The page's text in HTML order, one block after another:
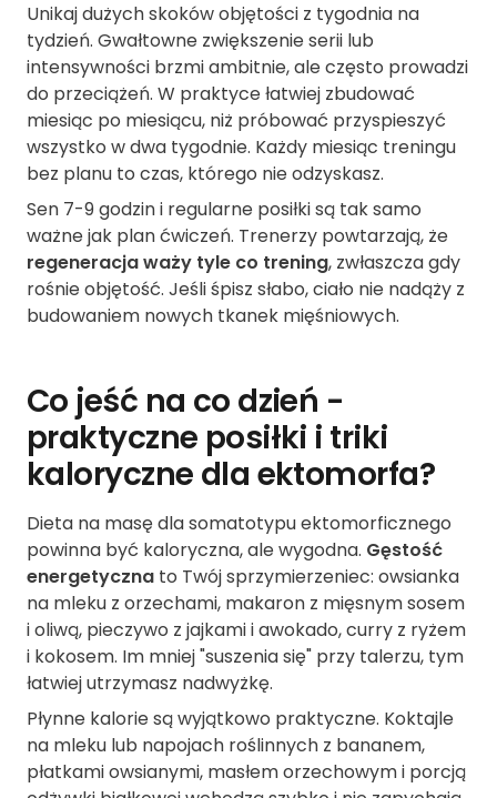
Unikaj dużych skoków objętości z tygodnia na
tydzień. Gwałtowne zwiększenie serii lub
intensywności brzmi ambitnie, ale często prowadzi
do przeciążeń. W praktyce łatwiej zbudować
miesiąc po miesiącu, niż próbować przyspieszyć
wszystko w dwa tygodnie. Każdy miesiąc treningu
bez planu to czas, którego nie odzyskasz.
Sen 7-9 godzin i regularne posiłki są tak samo
ważne jak plan ćwiczeń. Trenerzy powtarzają, że
regeneracja waży tyle co trening, zwłaszcza gdy
rośnie objętość. Jeśli śpisz słabo, ciało nie nadąży z
budowaniem nowych tkanek mięśniowych.
Co jeść na co dzień -
praktyczne posiłki i triki
kaloryczne dla ektomorfa?
Dieta na masę dla somatotypu ektomorficznego
powinna być kaloryczna, ale wygodna. Gęstość
energetyczna to Twój sprzymierzeniec: owsianka
na mleku z orzechami, makaron z mięsnym sosem
i oliwą, pieczywo z jajkami i awokado, curry z ryżem
i kokosem. Im mniej "suszenia się" przy talerzu, tym
łatwiej utrzymasz nadwyżkę.
Płynne kalorie są wyjątkowo praktyczne. Koktajle
na mleku lub napojach roślinnych z bananem,
płatkami owsianymi, masłem orzechowym i porcją